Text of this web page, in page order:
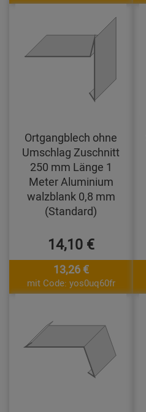
Ortgangblech ohne
Umschlag Zuschnitt
250 mm Länge 1
Meter Aluminium
walzblank 0,8 mm
(Standard)
14,10 €
13,26 €
mit Code: yos0uq60fr